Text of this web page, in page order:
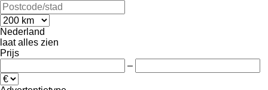
Nederland
laat alles zien
Prijs
–